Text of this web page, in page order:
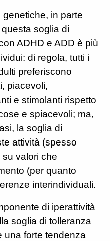
in parte
soglia di
ADHD e ADD è più
di regola, tutti i
preferiscono
piacevoli,
e stimolanti rispetto
e spiacevoli; ma,
la soglia di
attività (spesso
su valori che
(per quanto
interindividuali.
di iperattività
soglia di tolleranza
una forte tendenza